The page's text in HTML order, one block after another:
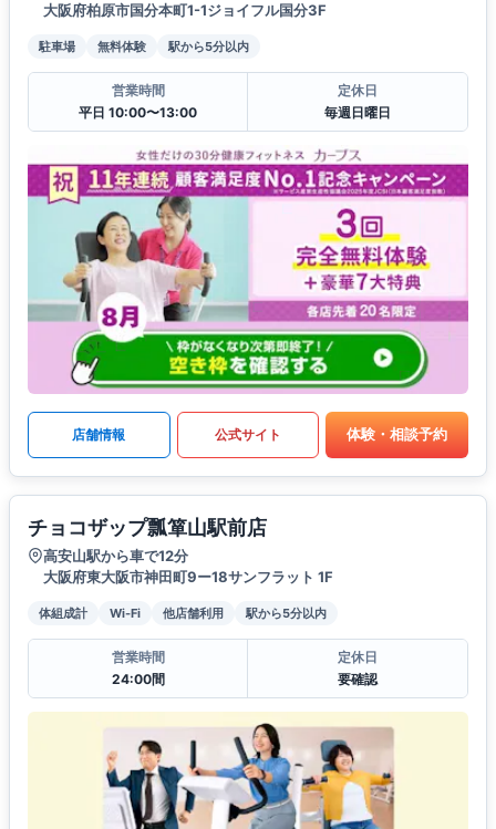
大阪府柏原市国分本町1-1ジョイフル国分3F
駐車場 無料体験 駅から5分以内
営業時間
平日 10:00〜13:00
定休日
毎週日曜日
店舗情報 公式サイト 体験・相談予約
チョコザップ瓢箪山駅前店
高安山駅から車で12分
大阪府東大阪市神田町9ー18サンフラット 1F
体組成計 Wi-Fi 他店舗利用 駅から5分以内
営業時間
24:00間
定休日
要確認